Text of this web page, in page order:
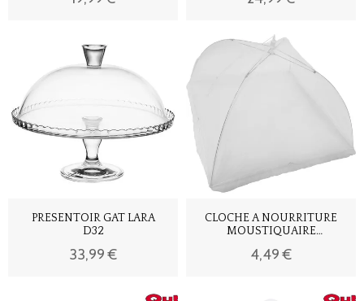
PRESENTOIR GAT LARA
D32
33,99 €
CLOCHE A NOURRITURE
MOUSTIQUAIRE
4,49 €